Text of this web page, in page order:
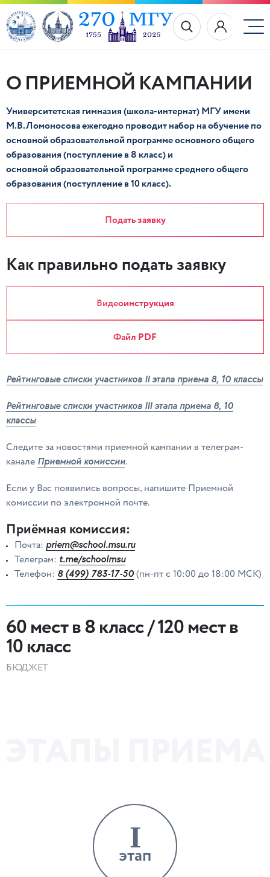
О ПРИЕМНОЙ КАМПАНИИ
Университетская гимназия (школа-интернат) МГУ имени
М.В.Ломоносова ежегодно проводит набор на обучение по
основной образовательной программе основного общего
образования (поступление в 8 класс) и
основной образовательной программе среднего общего
образования (поступление в 10 класс).
Подать заявку
Как правильно подать заявку
Видеоинструкция
Файл PDF
Рейтинговые списки участников II этапа приема 8, 10 классы
Рейтинговые списки участников III этапа приема 8, 10
классы
Следите за новостями приемной кампании в телеграм-
канале Приемной комиссии.
Если у Вас появились вопросы, напишите Приемной
комиссии по электронной почте.
Приёмная комиссия:
Почта: priem@school.msu.ru
Телеграм: t.me/schoolmsu
Телефон: 8 (499) 783-17-50 (пн-пт с 10:00 до 18:00 МСК)
60 мест в 8 класс / 120 мест в
10 класс
БЮДЖЕТ
I
этап